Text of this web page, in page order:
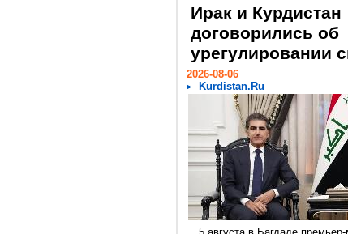
Ирак и Курдистан
договорились об
урегулировании
2026-08-06
Kurdistan.Ru